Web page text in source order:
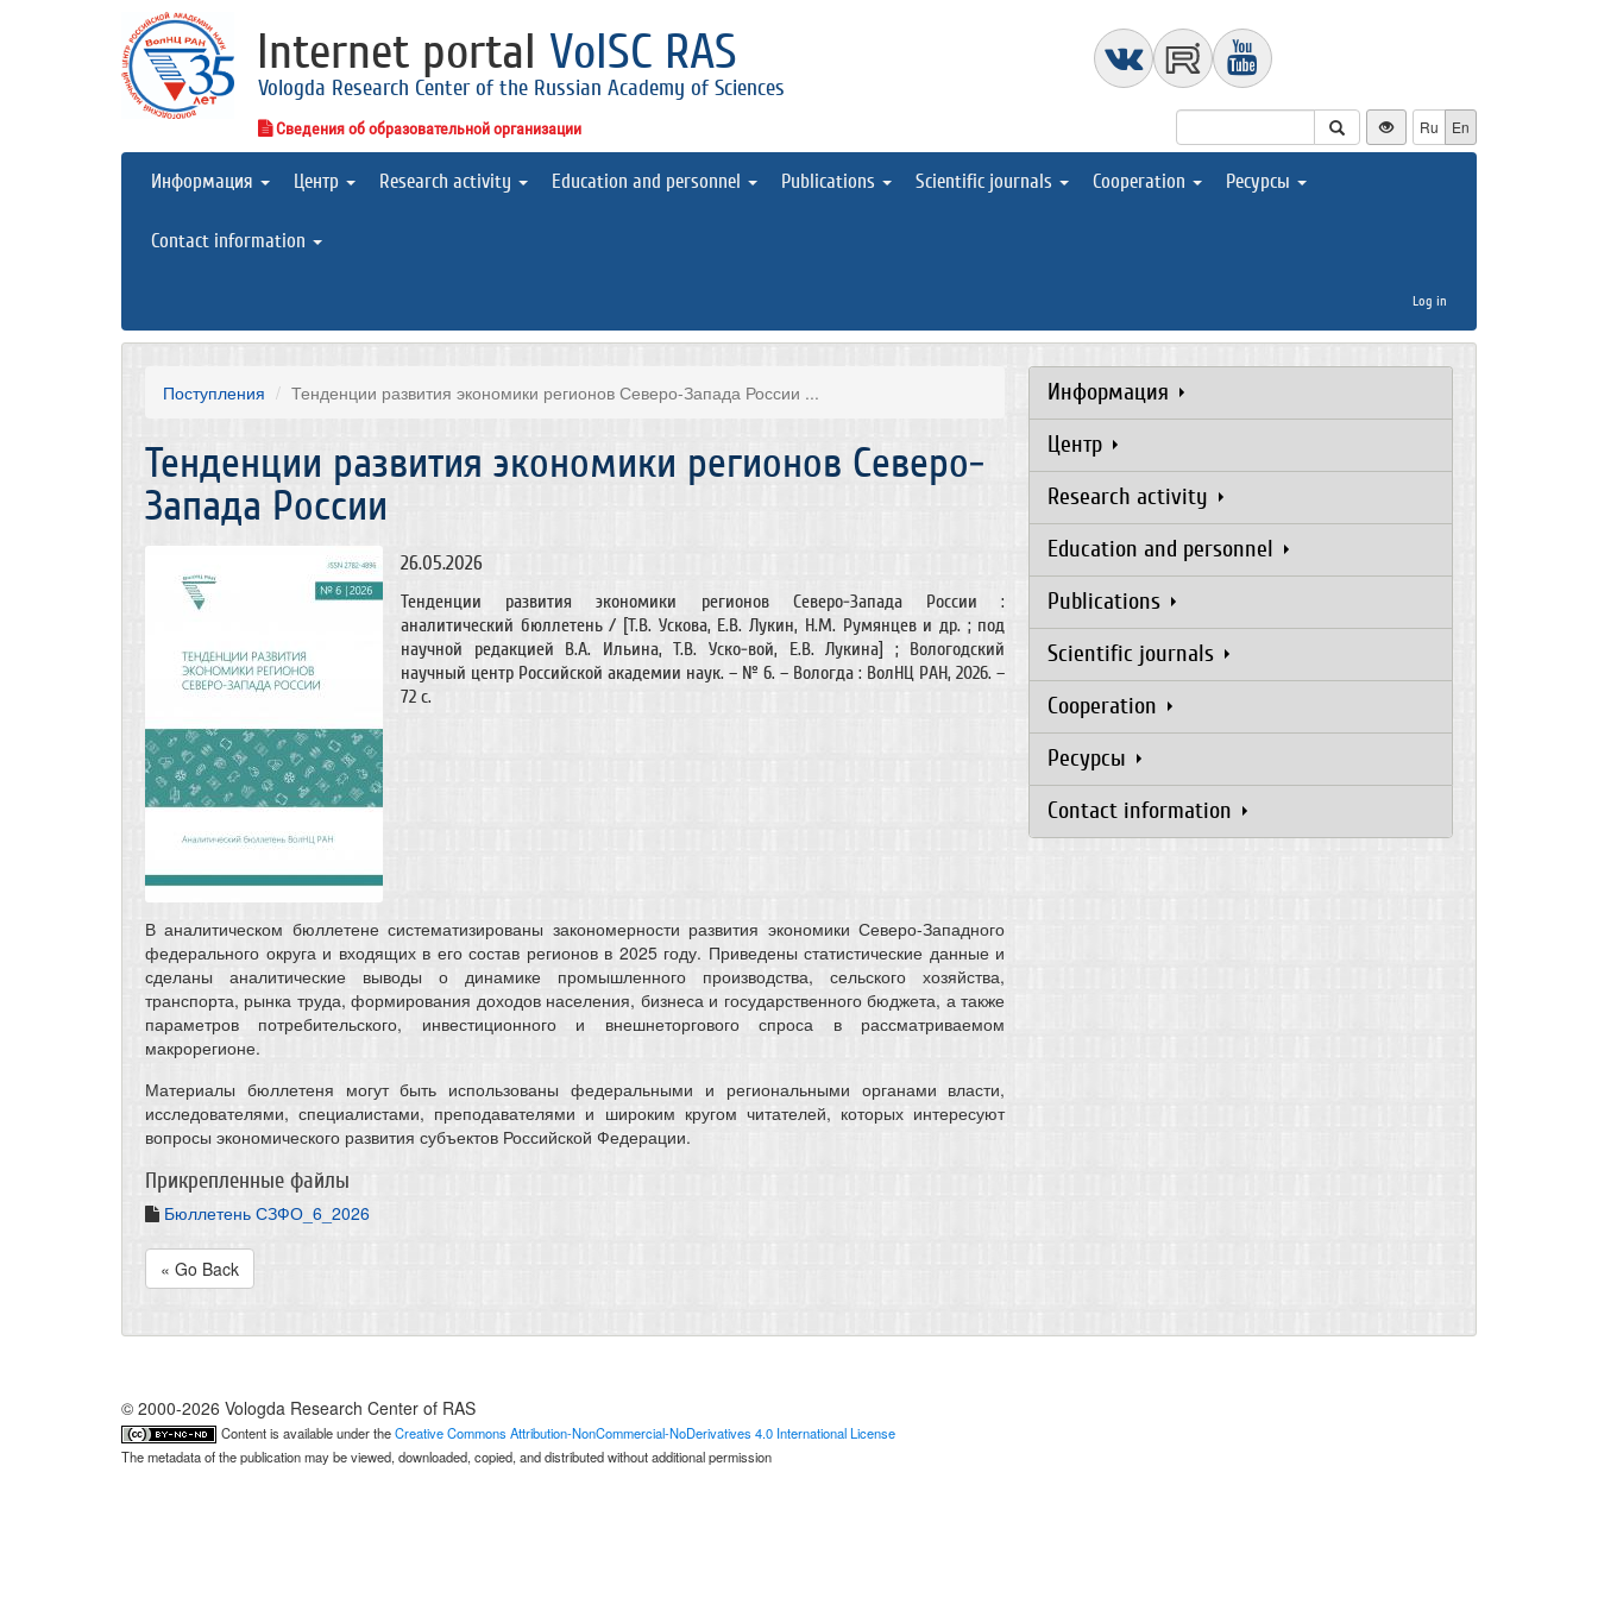
Internet portal VolSC RAS
Vologda Research Center of the Russian Academy of Sciences
Сведения об образовательной организации Ru En
Информация Центр Research activity Education and personnel Publications Scientific journals Cooperation Ресурсы
Contact information
Log in
Поступления Тенденции развития экономики регионов Северо-Запада России ...
Тенденции развития экономики регионов Северо-
Запада России
26.05.2026
Тенденции развития экономики регионов Северо-Запада России :
аналитический бюллетень / [Т.В. Ускова, Е.В. Лукин, Н.М. Румянцев и др. ; под
научной редакцией В.А. Ильина, Т.В. Уско-вой, Е.В. Лукина] ; Вологодский
научный центр Российской академии наук. – № 6. – Вологда : ВолНЦ РАН, 2026. –
72 с.
В аналитическом бюллетене систематизированы закономерности развития экономики Северо-Западного
федерального округа и входящих в его состав регионов в 2025 году. Приведены статистические данные и
сделаны аналитические выводы о динамике промышленного производства, сельского хозяйства,
транспорта, рынка труда, формирования доходов населения, бизнеса и государственного бюджета, а также
параметров потребительского, инвестиционного и внешнеторгового спроса в рассматриваемом
макрорегионе.
Материалы бюллетеня могут быть использованы федеральными и региональными органами власти,
исследователями, специалистами, преподавателями и широким кругом читателей, которых интересуют
вопросы экономического развития субъектов Российской Федерации.
Прикрепленные файлы
Бюллетень СЗФО_6_2026
« Go Back
Информация
Центр
Research activity
Education and personnel
Publications
Scientific journals
Cooperation
Ресурсы
Contact information
© 2000-2026 Vologda Research Center of RAS
Content is available under theCreative Commons Attribution-NonCommercial-NoDerivatives 4.0 International License
The metadata of the publication may be viewed, downloaded, copied, and distributed without additional permission